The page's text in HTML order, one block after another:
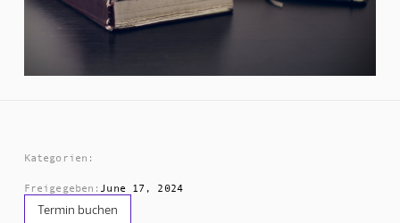
Kategorien:
Freigegeben: June 17, 2024
Termin buchen